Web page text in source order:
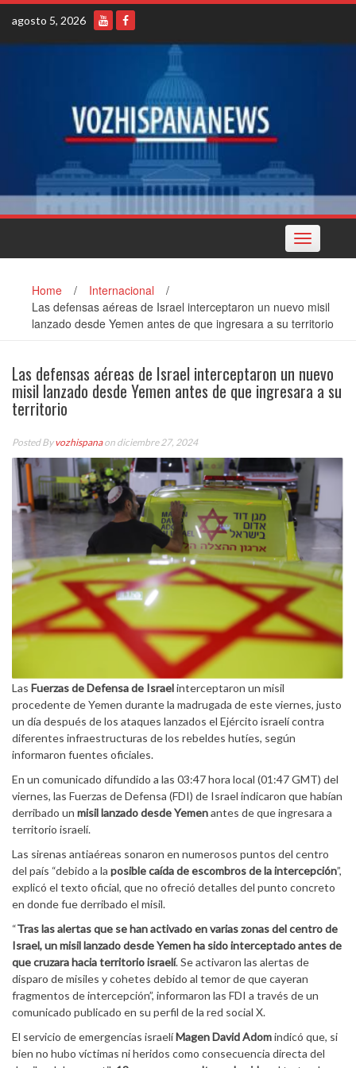
Skip
content
agosto 5, 2026
Toggle
navigation
Home / Internacional
/
Las defensas aéreas de Israel interceptaron un nuevo misil
lanzado desde Yemen antes de que ingresara a su territorio
Las defensas aéreas de Israel interceptaron un nuevo
misil lanzado desde Yemen antes de que ingresara a su
territorio
Posted Byvozhispanaon diciembre 27, 2024
Las Fuerzas de Defensa de Israelinterceptaron un misil
procedente de Yemen durante la madrugada de este viernes, justo
un día después de los ataques lanzados el Ejército israelí contra
diferentes infraestructuras de los rebeldes hutíes, según
informaron fuentes oficiales.
En un comunicado difundido a las 03:47 hora local (01:47 GMT) del
viernes, las Fuerzas de Defensa (FDI) de Israel indicaron que habían
derribado un misil lanzado desde Yemenantes de que ingresara a
territorio israelí.
Las sirenas antiaéreas sonaron en numerosos puntos del centro
del país “debido a la posible caída de escombros de la intercepción”,
explicó el texto oficial, que no ofreció detalles del punto concreto
en donde fue derribado el misil.
“Tras las alertas que se han activado en varias zonas del centro de
Israel, un misil lanzado desde Yemen ha sido interceptado antes de
que cruzara hacia territorio israelí. Se activaron las alertas de
disparo de misiles y cohetes debido al temor de que cayeran
fragmentos de intercepción”, informaron las FDI a través de un
comunicado publicado en su perfil de la red social X.
El servicio de emergencias israelíMagen David Adomindicó que, si
bien no hubo víctimas ni heridos como consecuencia directa del